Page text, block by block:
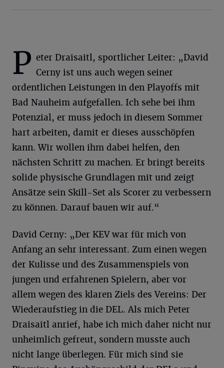
P eter Draisaitl, sportlicher Leiter: „David
Cerny ist uns auch wegen seiner
ordentlichen Leistungen in den Playoffs mit
Bad Nauheim aufgefallen. Ich sehe bei ihm
Potenzial, er muss jedoch in diesem Sommer
hart arbeiten, damit er dieses ausschöpfen
kann. Wir wollen ihm dabei helfen, den
nächsten Schritt zu machen. Er bringt bereits
solide physische Grundlagen mit und zeigt
Ansätze sein Skill-Set als Scorer zu verbessern
zu können. Darauf bauen wir auf.“
David Cerny: „Der KEV war für mich von
Anfang an sehr interessant. Zum einen wegen
der Kulisse und des Zusammenspiels von
jungen und erfahrenen Spielern, aber vor
allem wegen des klaren Ziels des Vereins: Der
Wiederaufstieg in die DEL. Als mich Peter
Draisaitl anrief, habe ich mich daher nicht nur
unheimlich gefreut, sondern musste auch
nicht lange überlegen. Für mich sind sie